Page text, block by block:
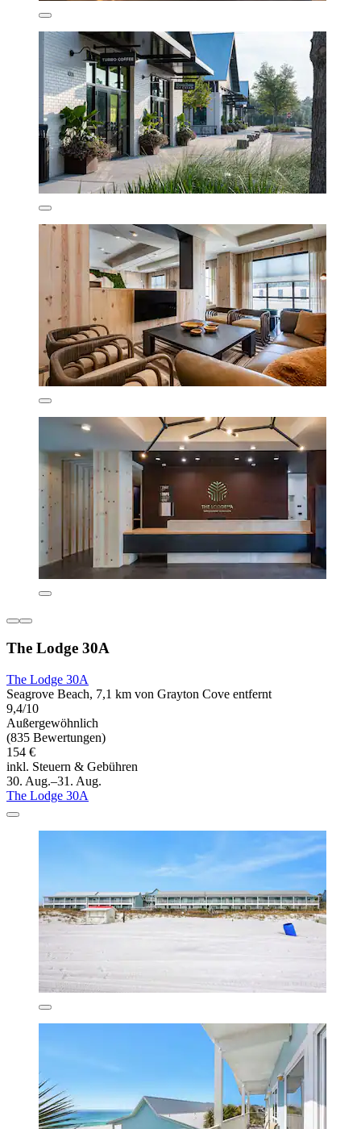
The Lodge 30A
The Lodge 30A
Seagrove Beach, 7,1 km von Grayton Cove entfernt
9,4/10
Außergewöhnlich
(835 Bewertungen)
154 €
inkl. Steuern & Gebühren
30. Aug.–31. Aug.
The Lodge 30A